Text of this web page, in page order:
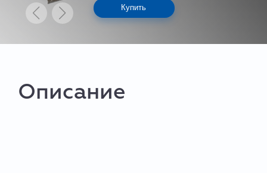
Купить
Описание